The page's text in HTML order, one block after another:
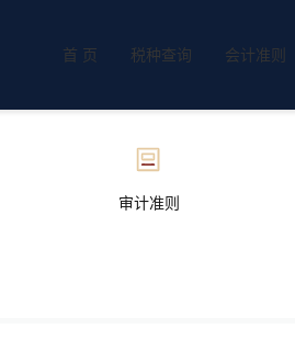
首 页 税种查询 会计准则
审计准则